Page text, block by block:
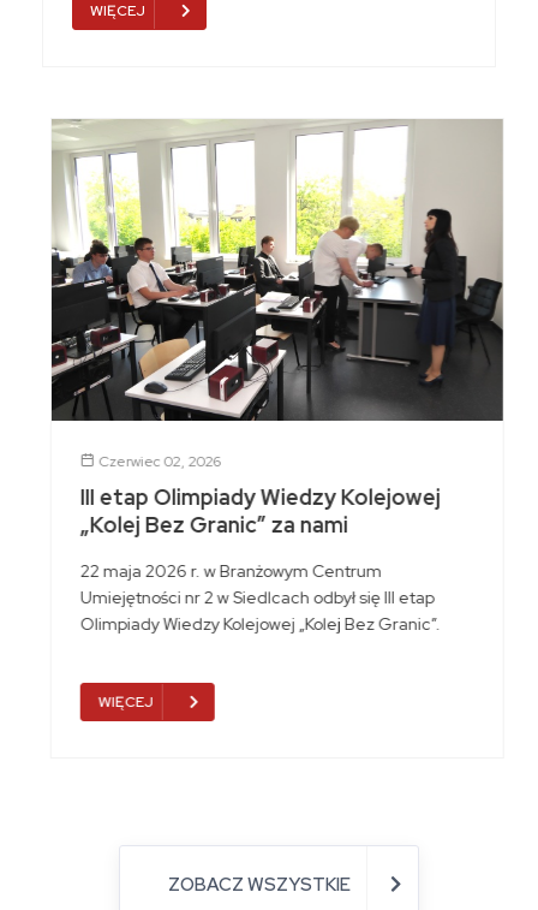
WIĘCEJ
Czerwiec 02, 2026
III etap Olimpiady Wiedzy Kolejowej
„Kolej Bez Granic” za nami
22 maja 2026 r. w Branżowym Centrum
Umiejętności nr 2 w Siedlcach odbył się III etap
Olimpiady Wiedzy Kolejowej „Kolej Bez Granic”.
WIĘCEJ
ZOBACZ WSZYSTKIE